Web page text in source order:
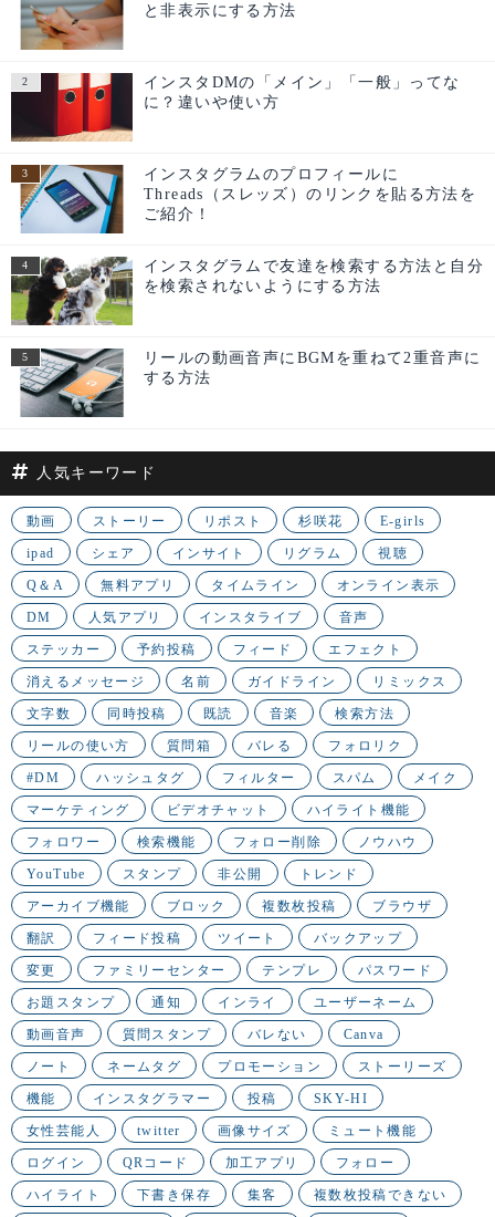
と非表示にする方法
インスタDMの「メイン」「一般」ってな
に？違いや使い方
インスタグラムのプロフィールに
Threads（スレッズ）のリンクを貼る方法を
ご紹介！
インスタグラムで友達を検索する方法と自分
を検索されないようにする方法
リールの動画音声にBGMを重ねて2重音声に
する方法
人気キーワード
動画 ストーリー リポスト 杉咲花 E-girls
ipad シェア インサイト リグラム 視聴
Q＆A 無料アプリ タイムライン オンライン表示
DM 人気アプリ インスタライブ 音声
ステッカー 予約投稿 フィード エフェクト
消えるメッセージ 名前 ガイドライン リミックス
文字数 同時投稿 既読 音楽 検索方法
リールの使い方 質問箱 バレる フォロリク
#DM ハッシュタグ フィルター スパム メイク
マーケティング ビデオチャット ハイライト機能
フォロワー 検索機能 フォロー削除 ノウハウ
YouTube スタンプ 非公開 トレンド
アーカイブ機能 ブロック 複数枚投稿 ブラウザ
翻訳 フィード投稿 ツイート バックアップ
変更 ファミリーセンター テンプレ パスワード
お題スタンプ 通知 インライ ユーザーネーム
動画音声 質問スタンプ バレない Canva
ノート ネームタグ プロモーション ストーリーズ
機能 インスタグラマー 投稿 SKY-HI
女性芸能人 twitter 画像サイズ ミュート機能
ログイン QRコード 加工アプリ フォロー
ハイライト 下書き保存 集客 複数枚投稿できない